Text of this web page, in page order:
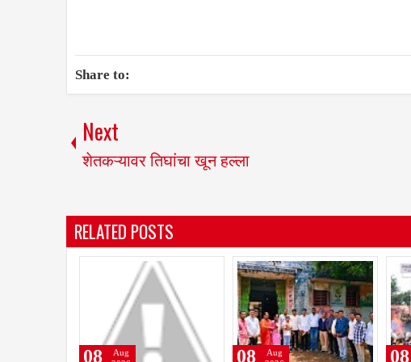
Share to:
Next
शेतकऱ्यावर तिघांचा खून हल्ला
RELATED POSTS
08
Aug
08
Aug
08